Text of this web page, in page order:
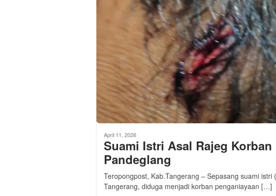
April 11, 2026
‎Suami Istri Asal Rajeg
Pandeglang
‎‎Teropongpost, Kab.Tangerang – Sepasang suami istri
Tangerang, diduga menjadi korban penganiayaan […]